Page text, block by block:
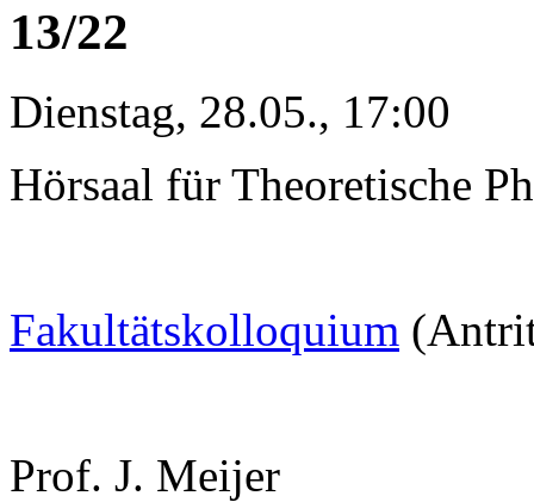
13/22
Dienstag, 28.05., 17:00
Hörsaal für Theoretische
Fakultätskolloquium
Prof. J. Meijer